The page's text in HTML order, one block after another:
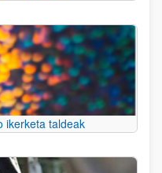
ikerketa taldeak